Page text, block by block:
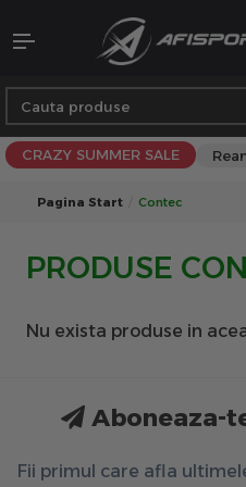
CRAZY SUMMER SALE
Pagina Start Contec
PRODUSE
Nu exista produse in
Aboneaza-
Fii primul care afla